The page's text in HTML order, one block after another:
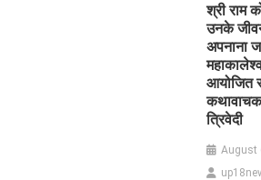
​श्री राम
उनके
अपनाना
आयोजित
त्रिवेदी
August